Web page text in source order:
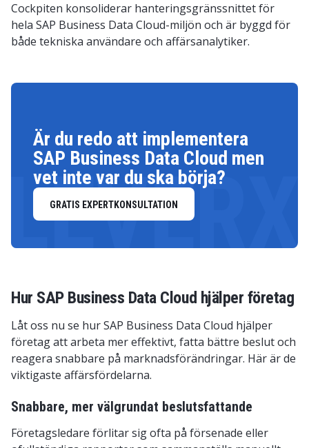
Cockpiten konsoliderar hanteringsgränssnittet för
hela SAP Business Data Cloud-miljön och är byggd för
både tekniska användare och affärsanalytiker.
LEVERX
Är du redo att implementera
SAP Business Data Cloud men
vet inte var du ska börja?
GRATIS EXPERTKONSULTATION
Hur SAP Business Data Cloud hjälper företag
Låt oss nu se hur SAP Business Data Cloud hjälper
företag att arbeta mer effektivt, fatta bättre beslut och
reagera snabbare på marknadsförändringar. Här är de
viktigaste affärsfördelarna.
Snabbare, mer välgrundat beslutsfattande
Företagsledare förlitar sig ofta på försenade eller